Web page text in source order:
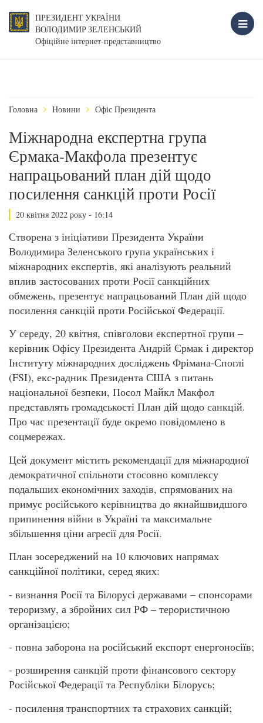
ПРЕЗИДЕНТ УКРАЇНИ
ВОЛОДИМИР ЗЕЛЕНСЬКИЙ
Офіційне інтернет-представництво
Головна Новини Офіс Президента
Міжнародна експертна група
Єрмака-Макфола презентує
напрацьований план дій щодо
посилення санкцій проти Росії
20 квітня 2022 року - 16:14
Створена з ініціативи Президента України
Володимира Зеленського група українських і
міжнародних експертів, які аналізують реальний
вплив застосованих проти Росії санкційних
обмежень, презентує напрацьований План дій щодо
посилення санкцій проти Російської Федерації.
У середу, 20 квітня, співголови експертної групи –
керівник Офісу Президента Андрій Єрмак і директор
Інституту міжнародних досліджень Фрімана-Споглі
(FSI), екс-радник Президента США з питань
національної безпеки, Посол Майкл Макфол
представлять громадськості План дій щодо санкцій.
Про час презентації буде окремо повідомлено в
соцмережах.
Цей документ містить рекомендації для міжнародної
демократичної спільноти стосовно комплексу
подальших економічних заходів, спрямованих на
примус російського керівництва до якнайшвидшого
припинення війни в Україні та максимальне
збільшення ціни агресії для Росії.
План зосереджений на 10 ключових напрямах
санкційної політики, серед яких:
- визнання Росії та Білорусі державами – спонсорами
тероризму, а збройних сил РФ – терористичною
організацією;
- повна заборона на російський експорт енергоносіїв;
- розширення санкцій проти фінансового сектору
Російської Федерації та Республіки Білорусь;
- посилення транспортних та страхових санкцій;